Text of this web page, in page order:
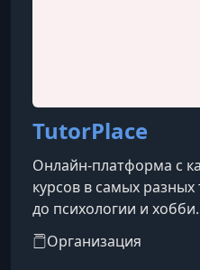
TutorPlace
Онлайн-платформа с
курсов в самых разных
до психологии и
охватывают такие
дизайн, психология,
Организация